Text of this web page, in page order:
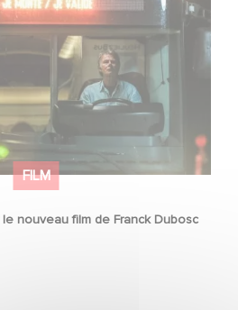
FILM
nouveau film de Franck Dubosc